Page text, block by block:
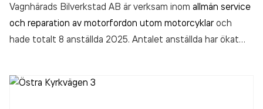
Vagnhärads Bilverkstad AB är verksam inom allmän service
och reparation av motorfordon utom motorcyklaroch
hade totalt 8 anställda 2025. Antalet anställda har ökat
2011. Vagnhärads Bilverkstad AB